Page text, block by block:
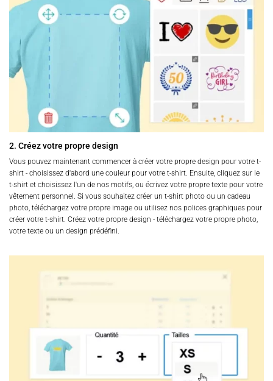
2. Créez votre propre design
Vous pouvez maintenant commencer à créer votre propre design pour votre t-
shirt - choisissez d'abord une couleur pour votre t-shirt. Ensuite, cliquez sur le
t-shirt et choisissez l'un de nos motifs, ou écrivez votre propre texte pour votre
vêtement personnel. Si vous souhaitez créer un t-shirt photo ou un cadeau
photo, téléchargez votre propre image ou utilisez nos polices graphiques pour
créer votre t-shirt. Créez votre propre design - téléchargez votre propre photo,
votre texte ou un design prédéfini.